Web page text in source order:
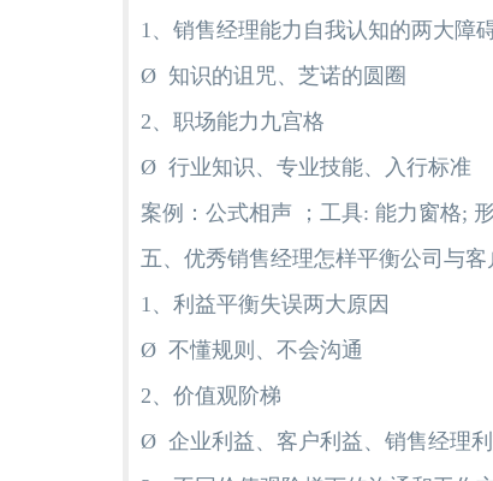
1、销售经理能力自我认知的两大障
Ø 知识的诅咒、芝诺的圆圈
2、职场能力九宫格
Ø 行业知识、专业技能、入行标准
案例：公式相声 ；工具: 能力窗格;
五、优秀销售经理怎样平衡公司与客
1、利益平衡失误两大原因
Ø 不懂规则、不会沟通
2、价值观阶梯
Ø 企业利益、客户利益、销售经理